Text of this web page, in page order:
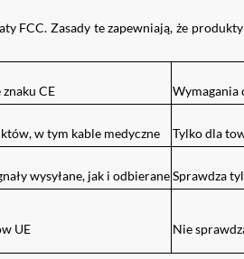
FCC. Zasady te zapewniają, że
CE Wymagania
w tym kable medyczne Tylko dla
wysyłane, jak i odbieraneSprawdza
UE Nie